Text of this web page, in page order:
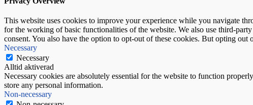
This website uses cookies to improve your experience while you navigate
for the working of basic functionalities of the website. We also use third-
consent. You also have the option to opt-out of these cookies. But opting
Necessary
Necessary
Alltid aktiverad
Necessary cookies are absolutely essential for the website to function
store any personal information.
Non-necessary